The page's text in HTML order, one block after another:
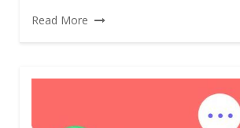
Read More